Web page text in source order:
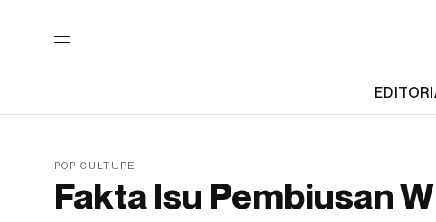
POP CULTURE
Fakta Isu Pembiusan